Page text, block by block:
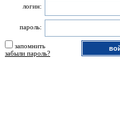
логин:
пароль:
запомнить
забыли пароль?